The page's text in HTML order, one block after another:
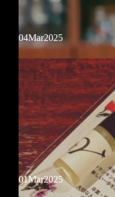
新着モルト
【アードベッグ ユリーカ】
した限定ボトル。PXシェリ
ッドモルトを使用した原酒を
新着焼酎
【山大一 one 黄金千貫】大
04Mar2025
01Mar2025